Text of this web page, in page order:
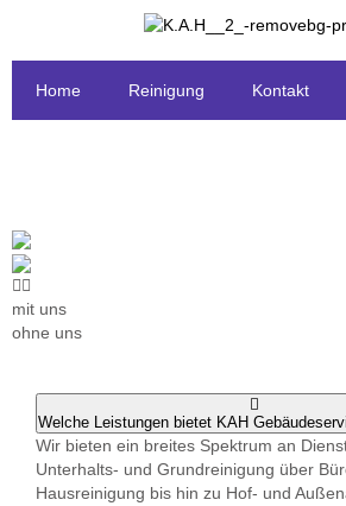
Home Reinigung Kontakt
mit uns
ohne uns
Welche Leistungen bietet KAH
Wir bieten ein breites Spektrum an
Unterhalts- und Grundreinigung über
Hausreinigung bis hin zu Hof- und